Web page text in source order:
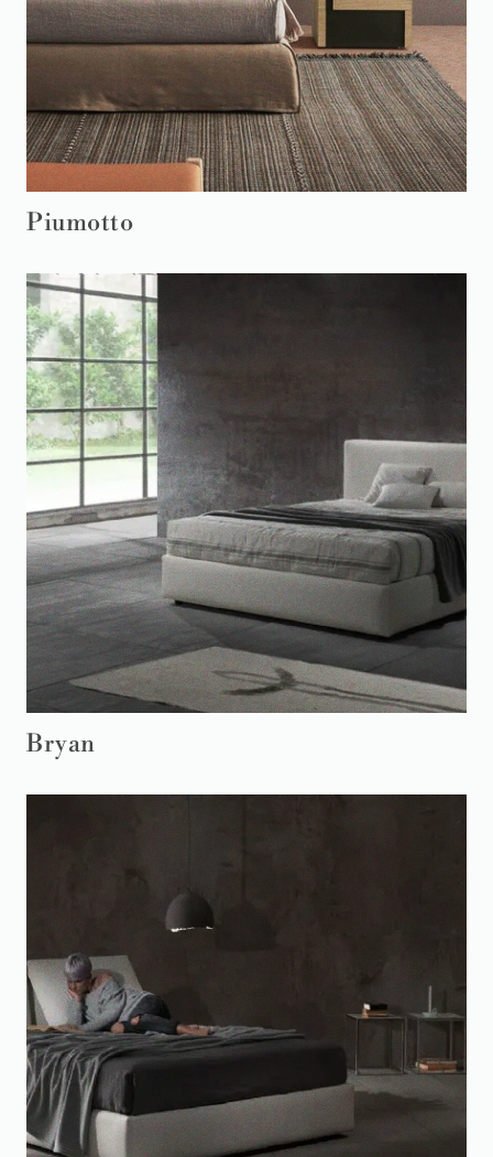
Piumotto
Bryan